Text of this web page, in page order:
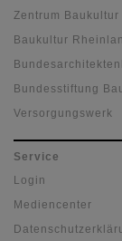
Zentrum Baukultur
Baukultur
Bundesstiftung
Versorgungswerk
Service
Login
Mediencenter